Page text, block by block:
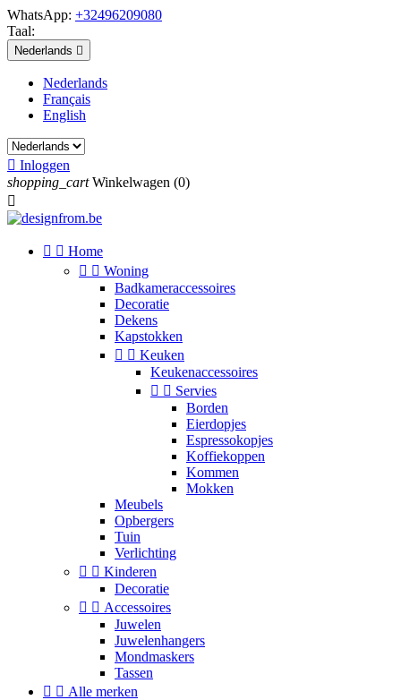
WhatsApp: +32496209080
Taal:
Nederlands 
Nederlands
Français
English
 Inloggen
shopping_cart Winkelwagen (0)

  Home
  Woning
Badkameraccessoires
Decoratie
Dekens
Kapstokken
  Keuken
Keukenaccessoires
  Servies
Borden
Eierdopjes
Espressokopjes
Koffiekoppen
Kommen
Mokken
Meubels
Opbergers
Tuin
Verlichting
  Kinderen
Decoratie
  Accessoires
Juwelen
Juwelenhangers
Mondmaskers
Tassen
  Alle merken